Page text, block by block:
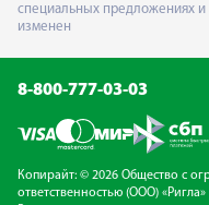
специальных предложениях и
изменен
8-800-777-03-03
Копирайт: © 2026 Общество с
ответственностью (ООО) «Ригла»